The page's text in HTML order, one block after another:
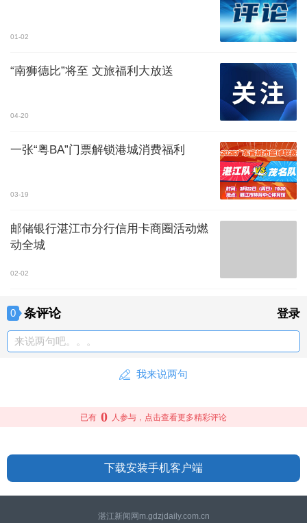
01-02
“南狮德比”将至 文旅福利大放送
04-20
一张“粤BA”门票解锁港城消费福利
03-19
邮储银行湛江市分行信用卡商圈活动燃
动全城
02-02
0 条评论 登录
来说两句吧。。。
我来说两句
已有 0 人参与，点击查看更多精彩评论
下载安装手机客户端
湛江新闻网m.gdzjdaily.com.cn